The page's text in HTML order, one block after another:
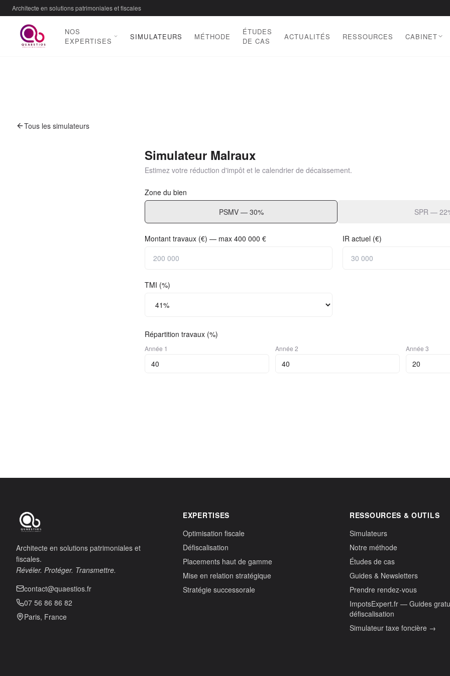
Architecte en solutions patrimoniales et fiscales
NOS
EXPERTISES
SIMULATEURS MÉTHODE
ÉTUDES
DE CAS
ACTUALITÉS RESSOURCES CABINET
Tous les simulateurs
Simulateur Malraux
Estimez votre réduction d'impôt et le calendrier de décaissement.
Zone du bien
PSMV — 30%
SPR —
Montant travaux (€) — max 400 000 € IR actuel (€)
TMI (%)
Répartition travaux (%)
Année 1 Année 2 Année 3
Architecte en solutions patrimoniales et
fiscales.
Révéler. Protéger. Transmettre.
contact@quaestios.fr
07 56 86 86 82
Paris, France
EXPERTISES
Optimisation fiscale
Défiscalisation
Placements haut de gamme
Mise en relation stratégique
Stratégie successorale
RESSOURCES & OUTILS
Simulateurs
Notre méthode
Études de cas
Guides & Newsletters
Prendre rendez-vous
ImpotsExpert.fr — Guides
défiscalisation
Simulateur taxe foncière →